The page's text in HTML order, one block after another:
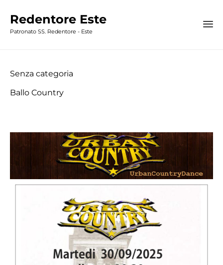
Redentore Este
Patronato SS. Redentore - Este
Ballo Country
Category
Senza categoria